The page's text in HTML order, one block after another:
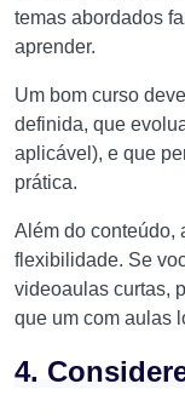
temas abordados
aprender.
Um bom curso
definida, que
aplicável), e que
prática.
Além do conteúdo,
flexibilidade. Se
videoaulas curtas,
que um com aulas
4.